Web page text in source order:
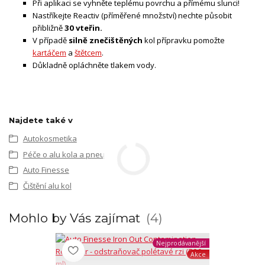
Při aplikaci se vyhněte teplému povrchu a přímému slunci!
Nastříkejte Reactiv (příměřené množství) nechte působit
přibližně30 vteřin.
V případě silně znečištěných kol přípravku pomožte
kartáčem a štětcem.
Důkladně opláchněte tlakem vody.
Najdete také v
Autokosmetika
Péče o alu kola a pneu
Auto Finesse
Čištění alu kol
Mohlo by Vás zajímat 4
Nejprodávanější
Akce